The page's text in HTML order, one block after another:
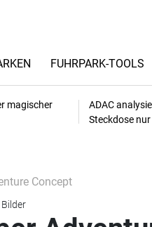
FUHRPARK-TOOLS
magischer
ADAC
Steckdose
Concept
Bilder